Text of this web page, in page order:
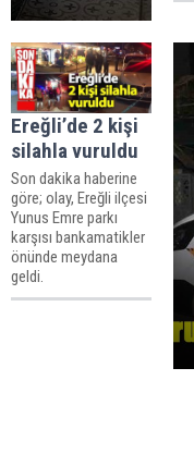
Ereğli’de 2 kişi
silahla vuruldu
Son dakika haberine
göre; olay, Ereğli ilçesi
Yunus Emre parkı
karşısı bankamatikler
önünde meydana
geldi.